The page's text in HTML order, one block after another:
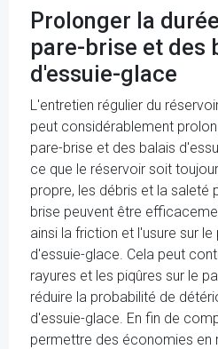
Prolonger la
pare-brise et des
d'essuie-glace
L'entretien régulier du
peut considérablement
pare-brise et des balais
ce que le réservoir soit
propre, les débris et la saleté
brise peuvent être
ainsi la friction et l'usure sur
d'essuie-glace. Cela peut
rayures et les piqûres sur le
réduire la probabilité de
d'essuie-glace. En fin de
permettre des économies en